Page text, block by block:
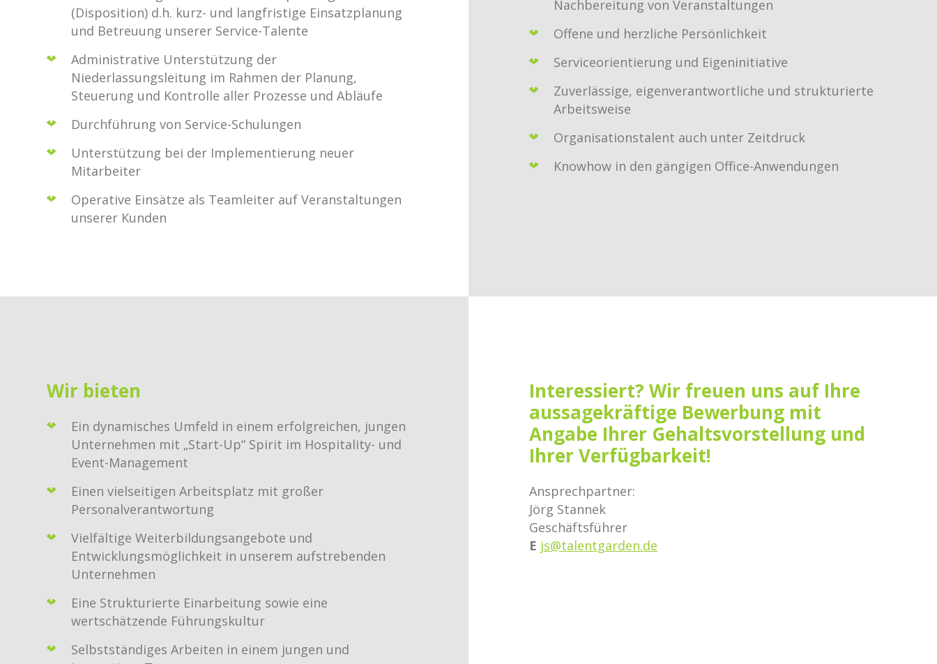
(Disposition) d.h. kurz- und langfristige Einsatzplanung
und Betreuung unserer Service-Talente
Administrative Unterstützung der
Niederlassungsleitung im Rahmen der Planung,
Steuerung und Kontrolle aller Prozesse und Abläufe
Durchführung von Service-Schulungen
Unterstützung bei der Implementierung neuer
Mitarbeiter
Operative Einsätze als Teamleiter auf Veranstaltungen
unserer Kunden
Nachbereitung von Veranstaltungen
Offene und herzliche Persönlichkeit
Serviceorientierung und Eigeninitiative
Zuverlässige, eigenverantwortliche und strukturierte
Arbeitsweise
Organisationstalent auch unter Zeitdruck
Knowhow in den gängigen Office-Anwendungen
Wir bieten
Ein dynamisches Umfeld in einem erfolgreichen, jungen
Unternehmen mit „Start-Up“ Spirit im Hospitality- und
Event-Management
Einen vielseitigen Arbeitsplatz mit großer
Personalverantwortung
Vielfältige Weiterbildungsangebote und
Entwicklungsmöglichkeit in unserem aufstrebenden
Unternehmen
Eine Strukturierte Einarbeitung sowie eine
wertschätzende Führungskultur
Selbstständiges Arbeiten in einem jungen und
Interessiert? Wir freuen uns auf Ihre
aussagekräftige Bewerbung mit
Angabe Ihrer Gehaltsvorstellung und
Ihrer Verfügbarkeit!
Ansprechpartner:
Jörg Stannek
Geschäftsführer
E js@talentgarden.de